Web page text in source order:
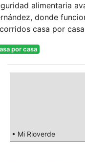
alimentaria
donde
casa por
por casa
• Mi Rioverde